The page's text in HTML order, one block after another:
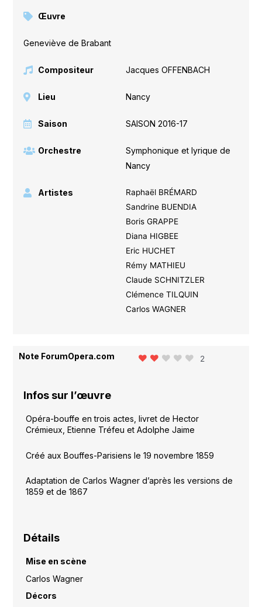
Œuvre
Geneviève de Brabant
Compositeur Jacques OFFENBACH
Lieu Nancy
Saison SAISON 2016-17
Orchestre
Symphonique et lyrique de
Nancy
Artistes
Raphaël BRÉMARD
Sandrine BUENDIA
Boris GRAPPE
Diana HIGBEE
Eric HUCHET
Rémy MATHIEU
Claude SCHNITZLER
Clémence TILQUIN
Carlos WAGNER
Note ForumOpera.com 2
Infos sur l’œuvre
Opéra-bouffe en trois actes, livret de Hector
Crémieux, Etienne Tréfeu et Adolphe Jaime
Créé aux Bouffes-Parisiens le 19 novembre 1859
Adaptation de Carlos Wagner d’après les versions de
1859 et de 1867
Détails
Mise en scène
Carlos Wagner
Décors